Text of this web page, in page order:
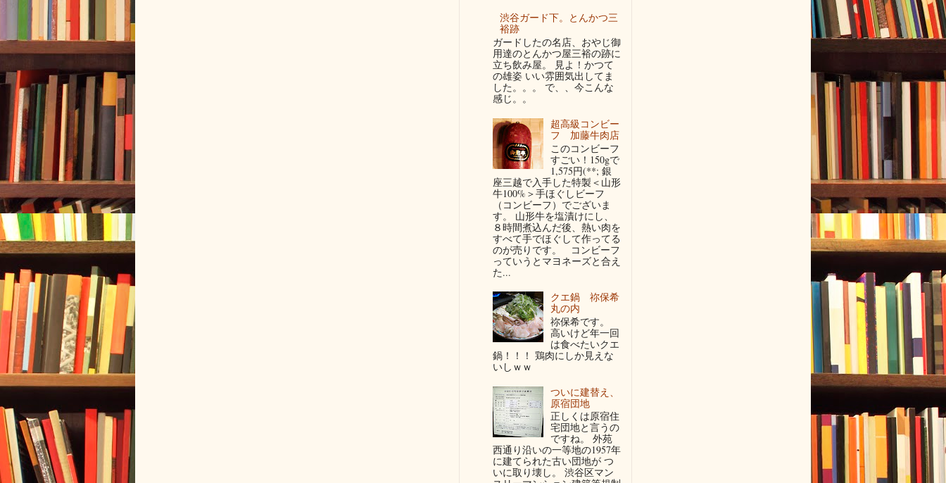
渋谷ガード下。とんかつ三
裕跡
ガードしたの名店、おやじ御
用達のとんかつ屋三裕の跡に
立ち飲み屋。 見よ！かつて
の雄姿 いい雰囲気出してま
した。。。 で、、今こんな
感じ。。
超高級コンビー
フ 加藤牛肉店
このコンビーフ
すごい！150gで
1,575円(**; 銀
座三越で入手した特製＜山形
牛100%＞手ほぐしビーフ
（コンビーフ）でございま
す。 山形牛を塩漬けにし、
８時間煮込んだ後、熱い肉を
すべて手でほぐして作ってる
のが売りです。 コンビーフ
っていうとマヨネーズと合え
た...
クエ鍋 祢保希
丸の内
祢保希です。
高いけど年一回
は食べたいクエ
鍋！！！ 鶏肉にしか見えな
いしｗｗ
ついに建替え、
原宿団地
正しくは原宿住
宅団地と言うの
ですね。 外苑
西通り沿いの一等地の1957年
に建てられた古い団地が つ
いに取り壊し。 渋谷区マン